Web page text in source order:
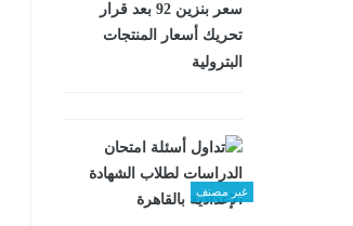
سعر بنزين 92 بعد قرار
تحريك أسعار المنتجات
البترولية
غير مصنف